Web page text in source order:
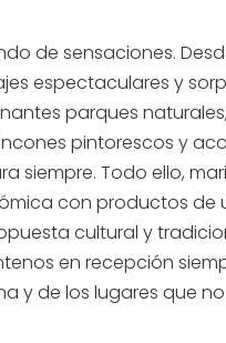
de sensaciones.
espectaculares y
parques
pintorescos y
siempre. Todo ello,
con productos de
cultural y
en recepción
y de los lugares que